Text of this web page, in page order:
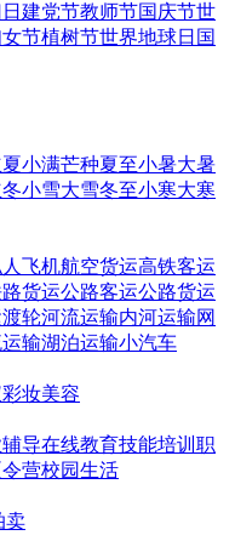
建党节教师节国庆节世
节植树节世界地球日 国
小满芒种夏至小暑大暑
小雪大雪冬至小寒大寒
飞机航空货运高铁客运
货运公路客运公路货运
渡轮河流运输内河运输网
输湖泊运输小汽车
彩妆美容
导在线教育技能培训 职
营校园生活
卖